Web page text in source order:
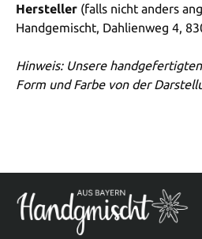
Hersteller (falls nicht anders
Handgemischt, Dahlienweg 4,
Hinweis: Unsere
Form und Farbe von der